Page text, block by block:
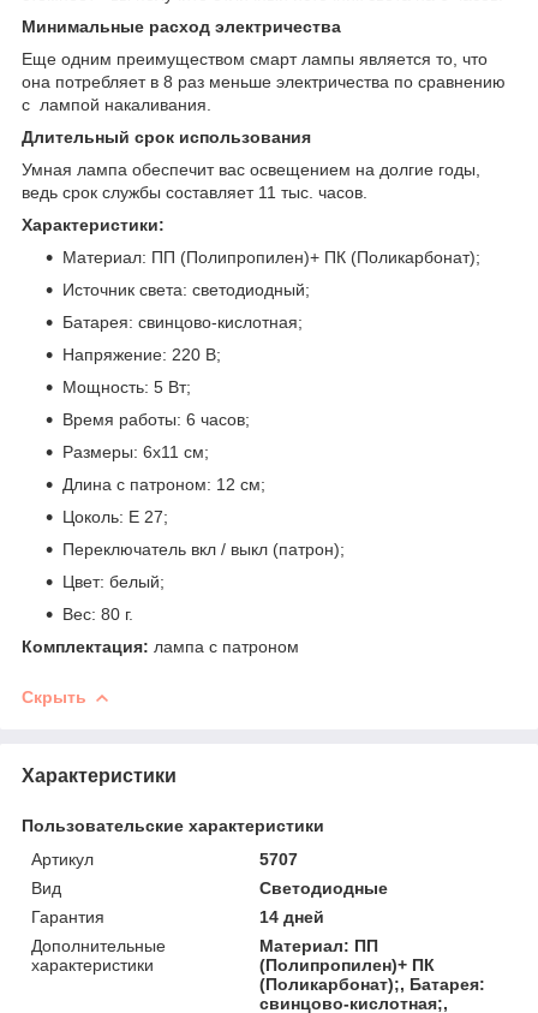
Минимальные расход электричества
Еще одним преимуществом смарт лампы является то, что
она потребляет в 8 раз меньше электричества по сравнению
с лампой накаливания.
Длительный срок использования
Умная лампа обеспечит вас освещением на долгие годы,
ведь срок службы составляет 11 тыс. часов.
Характеристики:
Материал: ПП (Полипропилен)+ ПК (Поликарбонат);
Источник света: светодиодный;
Батарея: свинцово-кислотная;
Напряжение: 220 В;
Мощность: 5 Вт;
Время работы: 6 часов;
Размеры: 6x11 см;
Длина с патроном: 12 см;
Цоколь: Е 27;
Переключатель вкл / выкл (патрон);
Цвет: белый;
Вес: 80 г.
Комплектация: лампа с патроном
Скрыть
Характеристики
Пользовательские характеристики
Артикул
5707
Вид
Светодиодные
Гарантия
14 дней
Дополнительные
характеристики
Материал: ПП
(Полипропилен)+ ПК
(Поликарбонат);, Батарея:
свинцово-кислотная;,